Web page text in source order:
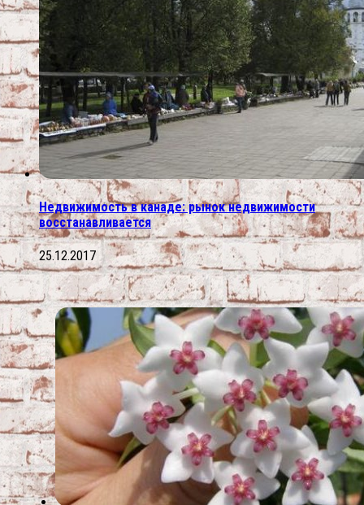
Недвижимость в канаде: рынок недвижимости
восстанавливается
25.12.2017